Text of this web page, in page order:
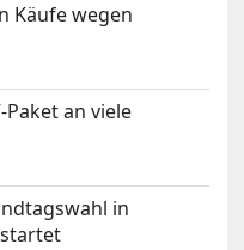
Käufe wegen
Paket an viele
in